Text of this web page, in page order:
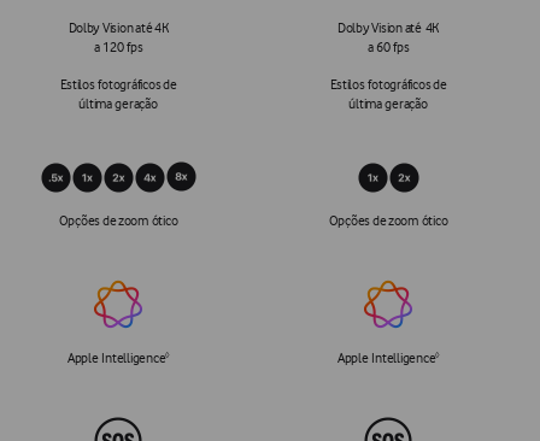
Dolby Vision até 4K
a 120 fps
Estilos fotográficos de
última geração
Dolby Vision até 4K
a 60 fps
Estilos fotográficos de
última geração
Zoom ótico
Opções de zoom ótico Opções de zoom ótico
Apple Intelligence
Apple Intelligence◊Consulte os avisos legais Apple Intelligence◊Consulte os avisos